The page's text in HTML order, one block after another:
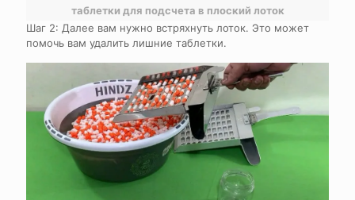
таблетки для подсчета в плоский лоток
Шаг 2: Далее вам нужно встряхнуть лоток. Это может
помочь вам удалить лишние таблетки.